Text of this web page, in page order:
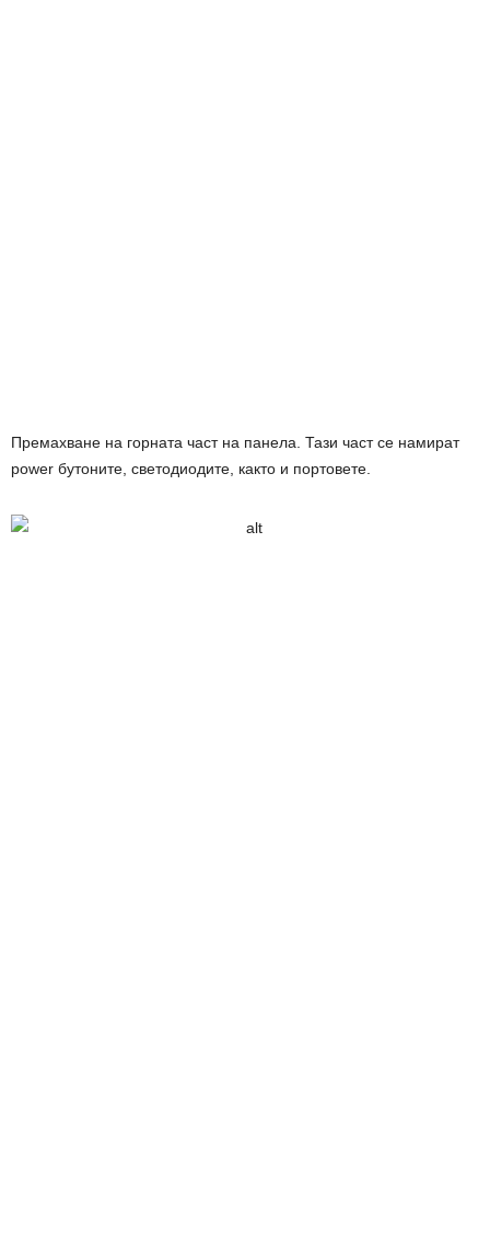
Премахване на горната част на панела. Тази част се намират
power бутоните, светодиодите, както и портовете.